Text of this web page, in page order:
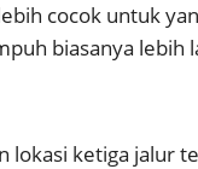
cocok untuk
biasanya
lokasi ketiga jalur